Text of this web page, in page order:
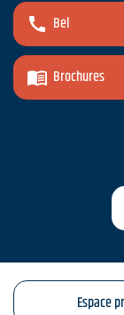
Bel
Brochures
Espace